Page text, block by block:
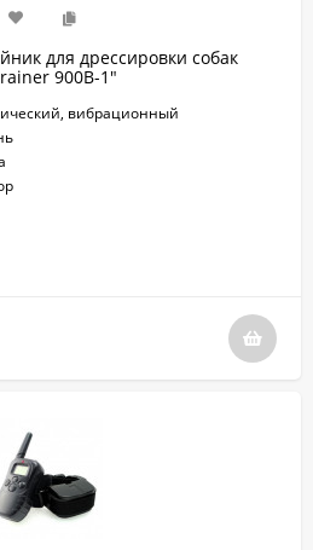
для дрессировки собак
900B-1"
вибрационный